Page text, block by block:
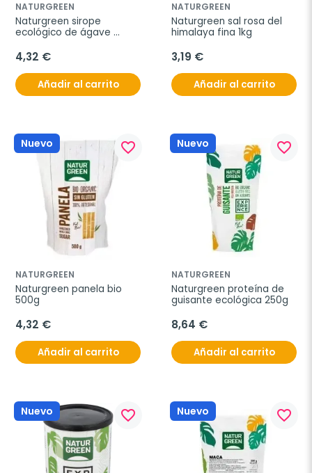
NATURGREEN
Naturgreen sirope
ecológico de ágave
4,32 €
Añadir al carrito
NATURGREEN
Naturgreen sal rosa del
himalaya fina 1kg
3,19 €
Añadir al carrito
Nuevo favorite_border
NATURGREEN
Naturgreen panela bio
500g
4,32 €
Añadir al carrito
Nuevo favorite_border
NATURGREEN
Naturgreen proteína de
guisante ecológica 250g
8,64 €
Añadir al carrito
Nuevo favorite_border Nuevo favorite_border